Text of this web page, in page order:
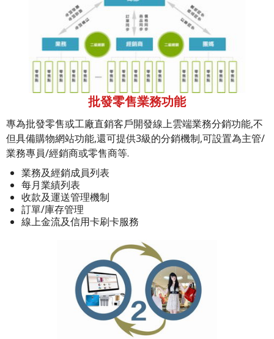
批發零售業務功能
專為批發零售或工廠直銷客戶開發線上雲端業務分銷功能,不
但具備購物網站功能,還可提供3級的分銷機制,可設置為主管/
業務專員/經銷商或零售商等.
業務及經銷成員列表
每月業績列表
收款及運送管理機制
訂單/庫存管理
線上金流及信用卡刷卡服務